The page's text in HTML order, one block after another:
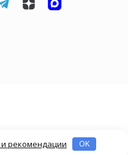
рекомендации OK